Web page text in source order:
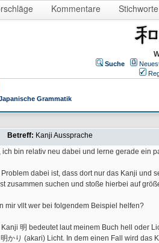
Kommentare Stichworte
Suche
Grammatik
Betreff: Kanji Aussprache
ich bin relativ neu dabei und lerne gerade ein
Problem dabei ist, dass dort nur das Kanji und
zusammen suchen und stoße hierbei auf
mir vllt wer bei folgendem Beispiel helfen?
Kanji 明 bedeutet laut meinem Buch hell oder
かり (akari) Licht. In dem einen Fall wird das